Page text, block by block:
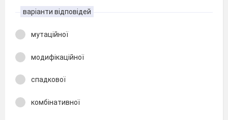
варіанти відповідей
мутаційної
модифікаційної
спадкової
комбінативної